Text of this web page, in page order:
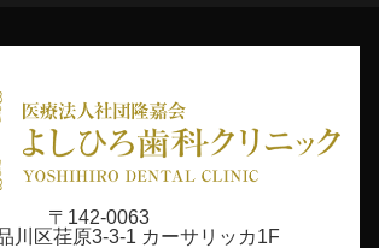
〒142-0063
川区荏原3-3-1 カーサリッカ1F